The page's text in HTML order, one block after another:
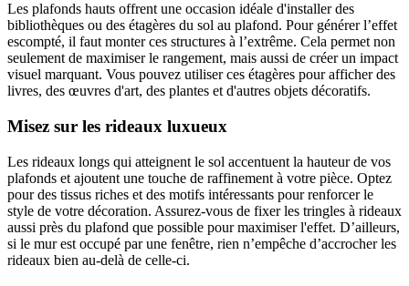
Les plafonds hauts offrent une occasion idéale d'installer des
bibliothèques ou des étagères du sol au plafond. Pour générer l’effet
escompté, il faut monter ces structures à l’extrême. Cela permet non
seulement de maximiser le rangement, mais aussi de créer un impact
visuel marquant. Vous pouvez utiliser ces étagères pour afficher des
livres, des œuvres d'art, des plantes et d'autres objets décoratifs.
Misez sur les rideaux luxueux
Les rideaux longs qui atteignent le sol accentuent la hauteur de vos
plafonds et ajoutent une touche de raffinement à votre pièce. Optez
pour des tissus riches et des motifs intéressants pour renforcer le
style de votre décoration. Assurez-vous de fixer les tringles à rideaux
aussi près du plafond que possible pour maximiser l'effet. D’ailleurs,
si le mur est occupé par une fenêtre, rien n’empêche d’accrocher les
rideaux bien au-delà de celle-ci.